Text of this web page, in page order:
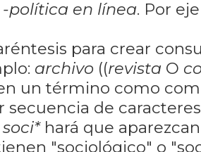
-política en línea. Por
para crear
archivo ((revista O
un término como
secuencia de
soci*hará que
"sociológico" o